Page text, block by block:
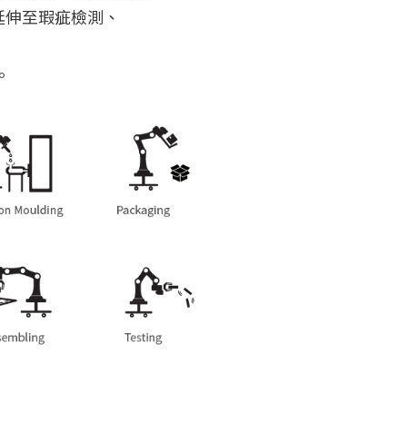
至瑕疵檢測、